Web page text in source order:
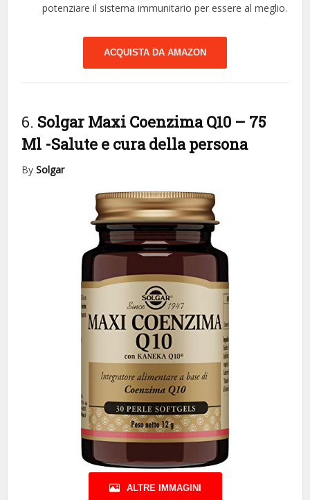
potenziare il sistema immunitario per essere al meglio.
ACQUISTA DA AMAZON
6. Solgar Maxi Coenzima Q10 – 75
Ml -Salute e cura della persona
BySolgar
ALTRE IMMAGINI